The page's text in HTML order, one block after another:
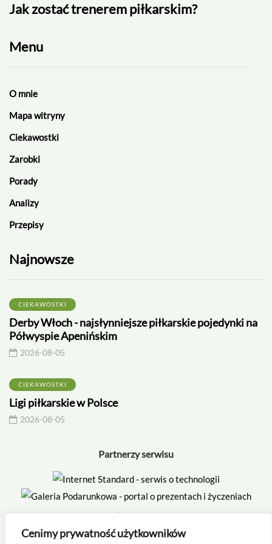
Cenimy prywatność użytkowników
Jak zostać trenerem piłkarskim?
Menu
O mnie
Mapa witryny
Ciekawostki
Zarobki
Porady
Analizy
Przepisy
Najnowsze
CIEKAWOSTKI
Derby Włoch - najsłynniejsze piłkarskie pojedynki na
Półwyspie Apenińskim
2026-08-05
CIEKAWOSTKI
Ligi piłkarskie w Polsce
2026-08-05
Partnerzy serwisu